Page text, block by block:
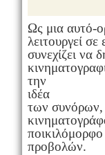
Ως μια αυτό-
λειτουργεί
συνεχίζει να
την
ιδέα
των συνόρων,
προβολών.